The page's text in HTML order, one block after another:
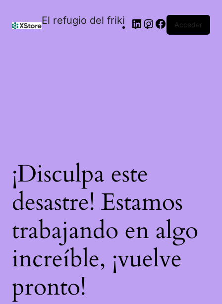
El refugio del friki Acceder
¡Disculpa este
desastre! Estamos
trabajando en algo
increíble, ¡vuelve
pronto!